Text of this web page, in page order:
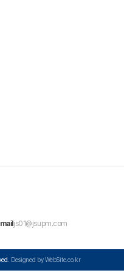
js01@jsupm.com
Designed by WebSite.co.kr